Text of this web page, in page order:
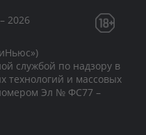
2026
службой по надзору в
технологий и массовых
Эл № ФС77 –